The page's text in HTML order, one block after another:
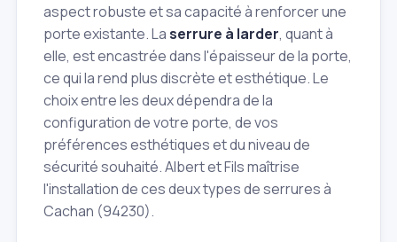
aspect robuste et sa capacité à renforcer une
porte existante. Laserrure à larder, quant à
elle, est encastrée dans l'épaisseur de la porte,
ce qui la rend plus discrète et esthétique. Le
choix entre les deux dépendra de la
configuration de votre porte, de vos
préférences esthétiques et du niveau de
sécurité souhaité. Albert et Fils maîtrise
l'installation de ces deux types de serrures à
Cachan (94230).